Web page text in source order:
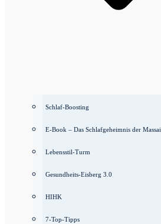
Schlaf-Boosting
E-Book – Das Schlafgeheimnis der Massai
Lebensstil-Turm
Gesundheits-Eisberg 3.0
HIHK
7-Top-Tipps